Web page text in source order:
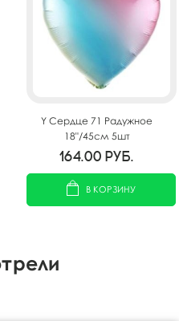
Y Сердце 71 Радужное
18"/45см 5шт
164.00 руб.
В КОРЗИНУ